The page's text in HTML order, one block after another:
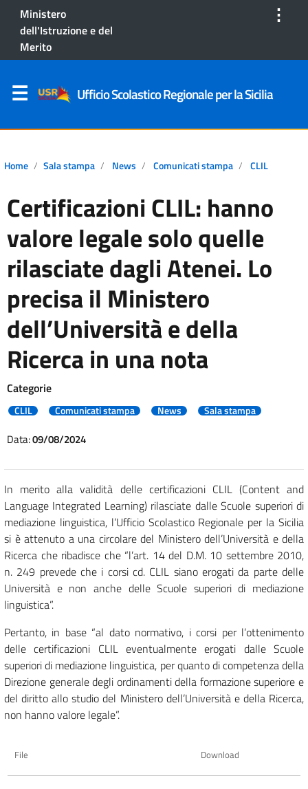
Ministero
dell'Istruzione e del
Merito
⋮
Ufficio Scolastico Regionale per la Sicilia
Home Sala stampa News Comunicati stampa CLIL
Certificazioni CLIL: hanno
valore legale solo quelle
rilasciate dagli Atenei. Lo
precisa il Ministero
dell’Università e della
Ricerca in una nota
Categorie
CLIL Comunicati stampa News Sala stampa
Data:09/08/2024
In merito alla validità delle certificazioni CLIL (Content and
Language Integrated Learning) rilasciate dalle Scuole superiori di
mediazione linguistica, l’Ufficio Scolastico Regionale per la Sicilia
si è attenuto a una circolare del Ministero dell’Università e della
Ricerca che ribadisce che “l’art. 14 del D.M. 10 settembre 2010,
n. 249 prevede che i corsi cd. CLIL siano erogati da parte delle
Università e non anche delle Scuole superiori di mediazione
linguistica”.
Pertanto, in base “al dato normativo, i corsi per l’ottenimento
delle certificazioni CLIL eventualmente erogati dalle Scuole
superiori di mediazione linguistica, per quanto di competenza della
Direzione generale degli ordinamenti della formazione superiore e
del diritto allo studio del Ministero dell’Università e della Ricerca,
non hanno valore legale”.
File Download